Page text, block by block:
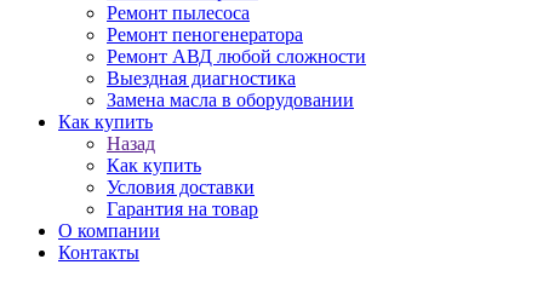
Ремонт пылесоса
Ремонт пеногенератора
Ремонт АВД любой сложности
Выездная диагностика
Замена масла в оборудовании
Как купить
Назад
Как купить
Условия доставки
Гарантия на товар
О компании
Контакты